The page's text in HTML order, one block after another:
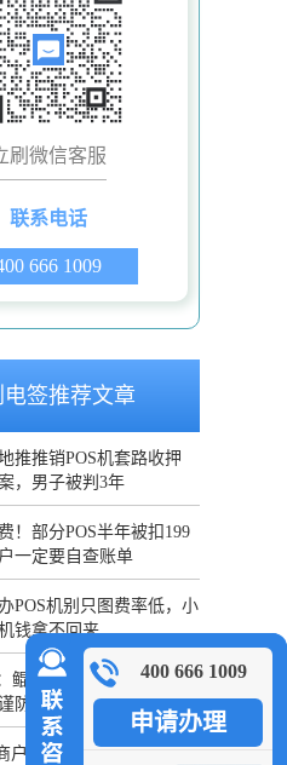
刷微信客服
联系电话
666 1009
电签推荐文章
推推销POS机套路收押
，男子被判3年
！部分POS半年被扣199
一定要自查账单
POS机别只图费率低，小
钱拿不回来
鲲鹏支付声明：严禁冒用
防诈骗
户数量新规落地：昔日一
400 666 1009
申请办理